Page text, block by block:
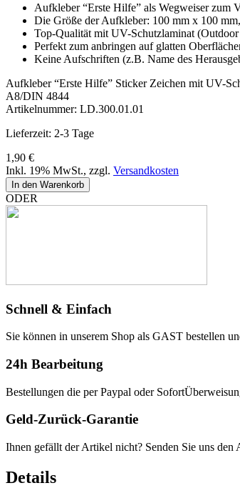
Aufkleber “Erste Hilfe” als Wegweiser zum
Die Größe der Aufkleber: 100 mm x 100
Top-Qualität mit UV-Schutzlaminat
Perfekt zum anbringen auf glatten
Keine Aufschriften (z.B. Name des
Aufkleber “Erste Hilfe” Sticker Zeichen mit UV-
A8/DIN 4844
Artikelnummer: LD.300.01.01
Lieferzeit: 2-3 Tage
1,90 €
Inkl. 19% MwSt., zzgl. Versandkosten
In den Warenkorb
ODER
Schnell & Einfach
Sie können in unserem Shop als GAST bestellen
24h Bearbeitung
Bestellungen die per Paypal oder
Geld-Zurück-Garantie
Ihnen gefällt der Artikel nicht? Senden Sie uns
Details